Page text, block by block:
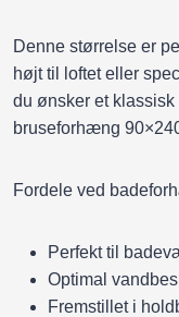
Denne størrelse er
højt til loftet eller
du ønsker et
bruseforhæng
Fordele ved
Perfekt til
Optimal
Fremstillet i